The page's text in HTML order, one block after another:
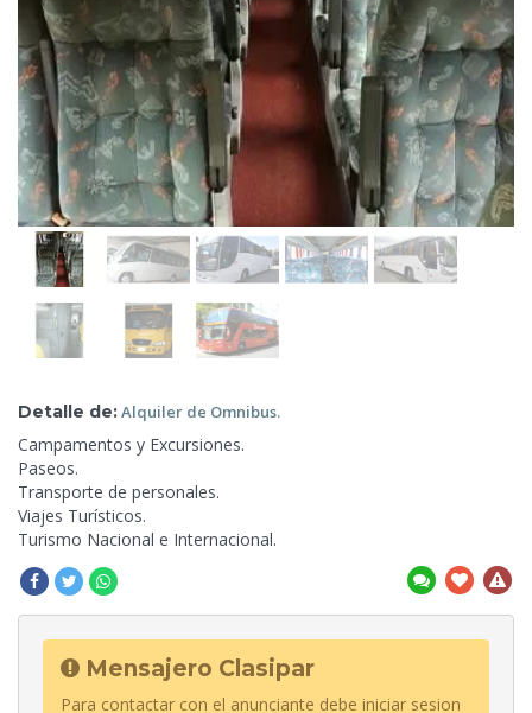
Detalle de:Alquiler de Omnibus.
Campamentos y Excursiones.
Paseos.
Transporte de personales.
Viajes Turísticos.
Turismo Nacional e Internacional.
Mensajero Clasipar
Para contactar con el anunciante debe iniciar sesion